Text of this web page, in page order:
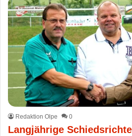
Redaktion Olpe 0
Langjährige